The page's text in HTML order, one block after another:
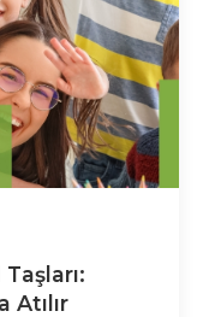
Atılır